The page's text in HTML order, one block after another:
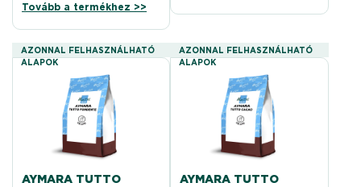
Tovább a termékhez >>
AZONNAL FELHASZNÁLHATÓ
ALAPOK
AYMARA TUTTO
AZONNAL FELHASZNÁLHATÓ
ALAPOK
AYMARA TUTTO